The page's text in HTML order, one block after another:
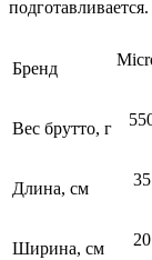
подготавливается.
Бренд
Вес брутто, г
Длина, см 35
Ширина, см 20